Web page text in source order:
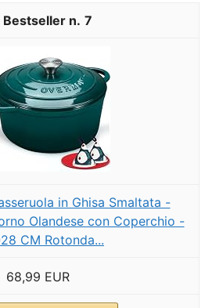
7
in Ghisa Smaltata -
Olandese con Coperchio -
CM Rotonda...
68,99 EUR